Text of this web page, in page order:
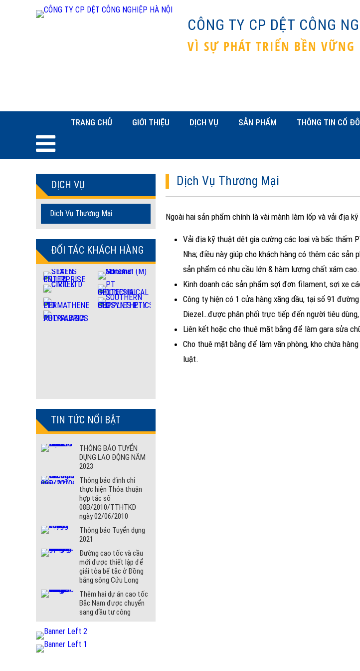
CÔNG TY CP DỆT CÔNG
VÌ SỰ PHÁT TRIỂN BỀN VỮNG
TRANG CHỦ GIỚI THIỆU DỊCH VỤ SẢN PHẨM THÔNG TIN CỔ
DỊCH VỤ
Dịch Vụ Thương Mại
ĐỐI TÁC KHÁCH HÀNG
TIN TỨC NỔI BẬT
THÔNG BÁO TUYỂN
DỤNG LAO ĐỘNG NĂM
2023
Thông báo đình chỉ
thực hiện Thỏa thuận
hợp tác số
08B/2010/TTHTKD
ngày 02/06/2010
Thông báo Tuyển dụng
2021
Đường cao tốc và cầu
mới được thiết lập để
giải tỏa bế tắc ở Đồng
bằng sông Cửu Long
Thêm hai dự án cao tốc
Bắc Nam được chuyển
sang đầu tư công
Dịch Vụ Thương Mại
Ngoài hai sản phẩm chính là vài mành làm lốp và vải địa
Vải địa kỹ thuật dệt gia cường các loại và bấc thấm
Nha; điều này giúp cho khách hàng có thêm các
sản phẩm có nhu cầu lớn & hàm lượng chất xám cao.
Kinh doanh các sản phẩm sợi đơn filament, sợi xe
Công ty hiện có 1 cửa hàng xăng dầu, tại số 91
Diezel…được phân phối trực tiếp đến người tiêu
Liên kết hoặc cho thuê mặt bằng để làm gara sửa
Cho thuê mặt bằng để làm văn phòng, kho chứa
luật.